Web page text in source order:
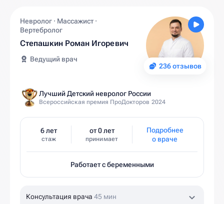
236 отзывов
Невролог · Массажист ·
Вертебролог
Степашкин Роман Игоревич
Ведущий врач
Лучший Детский невролог России
Всероссийская премия ПроДокторов 2024
6 лет
стаж
от 0 лет
принимает
Подробнее
о враче
Работает с беременными
Консультация врача 45 мин